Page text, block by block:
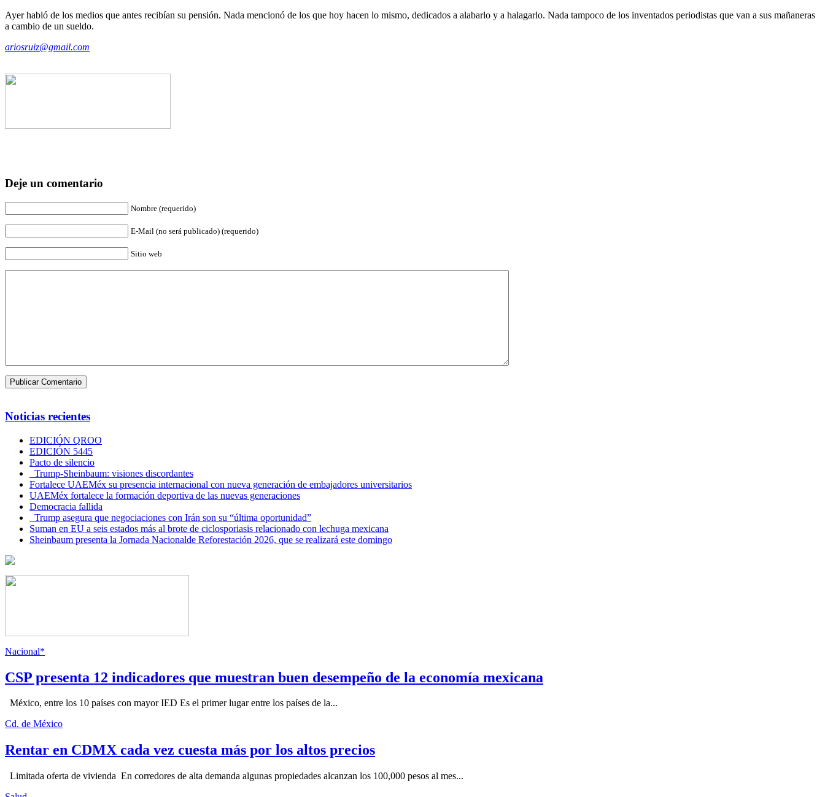
Ayer habló de los medios que antes recibían su pensión. Nada mencionó de los que hoy hacen lo mismo, dedicados a alabarlo y a halagarlo. Nada tampoco de los inventados periodistas que van a sus mañaneras
a cambio de un sueldo.
ariosruiz@gmail.com
Deje un comentario
Nombre (requerido)
E-Mail (no será publicado) (requerido)
Sitio web
Noticias recientes
EDICIÓN QROO
EDICIÓN 5445
Pacto de silencio
Trump-Sheinbaum: visiones discordantes
Fortalece UAEMéx su presencia internacional con nueva generación de embajadores universitarios
UAEMéx fortalece la formación deportiva de las nuevas generaciones
Democracia fallida
Trump asegura que negociaciones con Irán son su “última oportunidad”
Suman en EU a seis estados más al brote de ciclosporiasis relacionado con lechuga mexicana
Sheinbaum presenta la Jornada Nacionalde Reforestación 2026, que se realizará este domingo
Nacional*
CSP presenta 12 indicadores que muestran buen desempeño de la economía mexicana
México, entre los 10 países con mayor IED Es el primer lugar entre los países de la...
Cd. de México
Rentar en CDMX cada vez cuesta más por los altos precios
Limitada oferta de vivienda En corredores de alta demanda algunas propiedades alcanzan los 100,000 pesos al mes...